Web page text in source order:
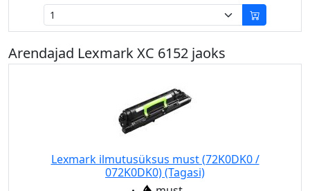
Arendajad Lexmark XC 6152 jaoks
Lexmark ilmutusüksus must (72K0DK0 /
072K0DK0) (Tagasi)